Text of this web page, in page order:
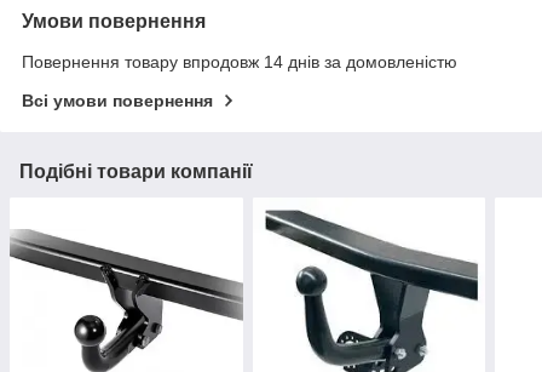
Умови повернення
Повернення товару впродовж 14 днів за домовленістю
Всі умови повернення
Подібні товари компанії